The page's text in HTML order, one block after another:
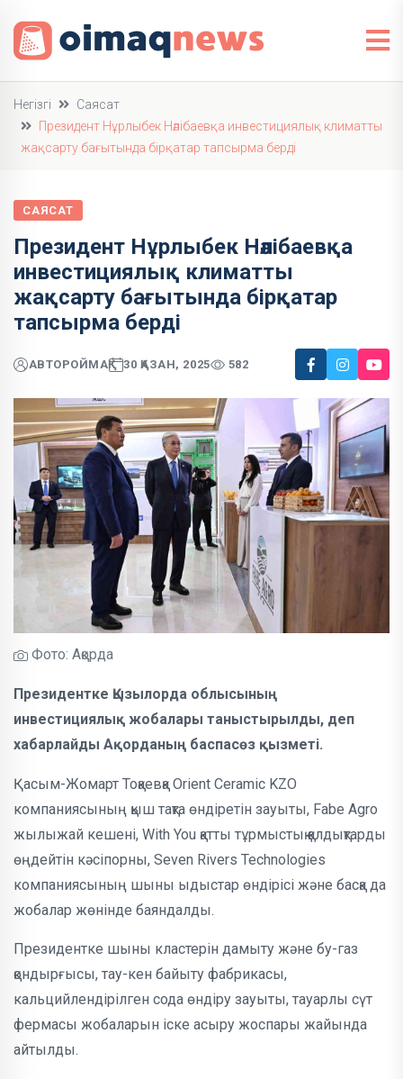
Негізгі
Саясат
Президент Нұрлыбек Нәлібаевқа инвестициялық климатты
жақсарту бағытында бірқатар тапсырма берді
САЯСАТ
Президент Нұрлыбек Нәлібаевқа
инвестициялық климатты
жақсарту бағытында бірқатар
тапсырма берді
АВТОРОЙМАҚ 30 ҚАЗАН, 2025 582
Фото: Ақорда
Президентке Қызылорда облысының
инвестициялық жобалары таныстырылды, деп
хабарлайды Ақорданың баспасөз қызметі.
Қасым-Жомарт Тоқаевқа Orient Ceramic KZO
компаниясының қыш тақта өндіретін зауыты, Fabe Agro
жылыжай кешені, With You қатты тұрмыстық қалдықтарды
өңдейтін кәсіпорны, Seven Rivers Technologies
компаниясының шыны ыдыстар өндірісі және басқа да
жобалар жөнінде баяндалды.
Президентке шыны кластерін дамыту және бу-газ
қондырғысы, тау-кен байыту фабрикасы,
кальцийлендірілген сода өндіру зауыты, тауарлы сүт
фермасы жобаларын іске асыру жоспары жайында
айтылды.